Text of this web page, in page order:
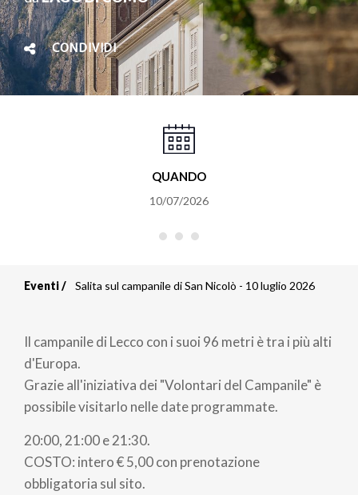
CONDIVIDI
QUANDO
10/07/2026
di
pane
Eventi Salita sul campanile di San Nicolò - 10 luglio 2026
Il campanile di Lecco con i suoi 96 metri è tra i più alti
d'Europa.
Grazie all'iniziativa dei "Volontari del Campanile" è
possibile visitarlo nelle date programmate.
20:00, 21:00 e 21:30.
COSTO: intero € 5,00 con prenotazione
obbligatoria sul sito.